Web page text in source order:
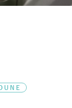
ＵＮＥ